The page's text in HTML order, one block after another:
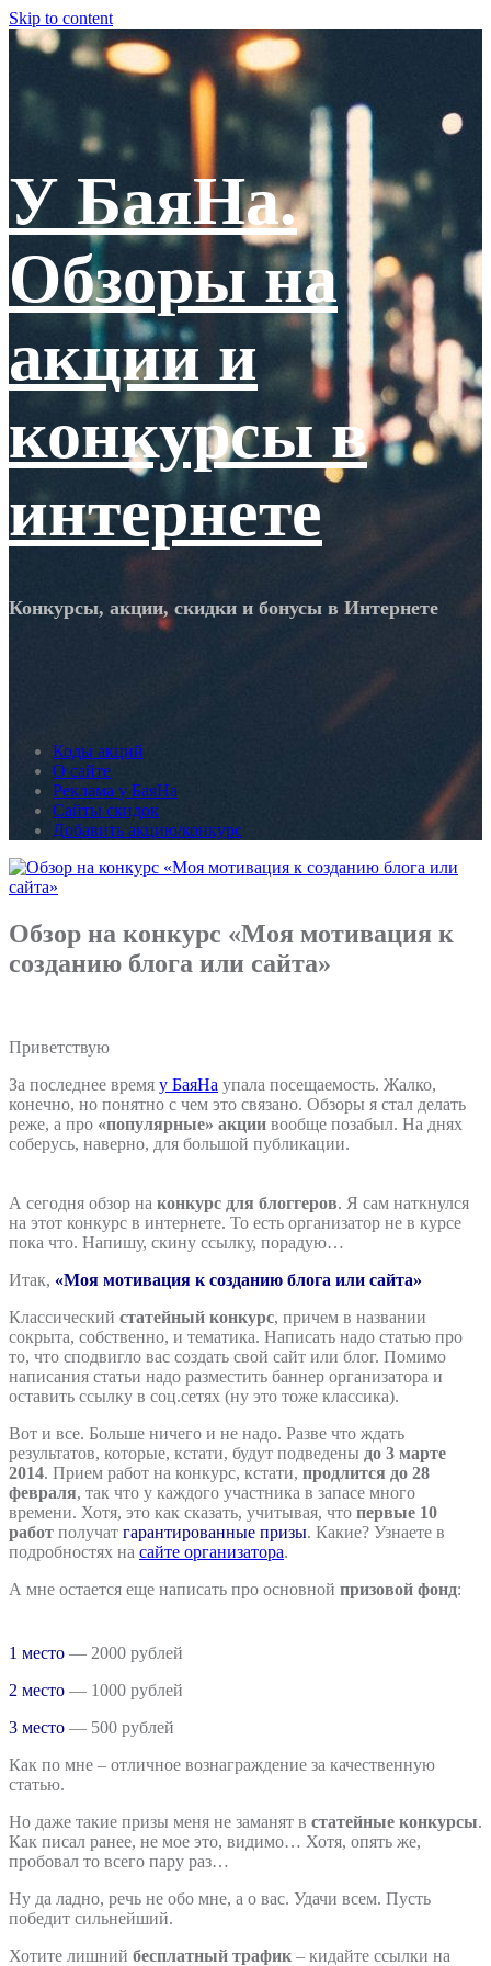
Skip to content
У БаяНа.
Обзоры на
акции и
конкурсы в
интернете
Конкурсы, акции, скидки и бонусы в Интернете
Коды акций
О сайте
Реклама у БаяНа
Сайты скидок
Добавить акцию/конкурс
Обзор на конкурс «Моя мотивация к
созданию блога или сайта»
Приветствую
За последнее время у БаяНа упала посещаемость. Жалко,
конечно, но понятно с чем это связано. Обзоры я стал делать
реже, а про «популярные» акции вообще позабыл. На днях
соберусь, наверно, для большой публикации.
А сегодня обзор на конкурс для блоггеров. Я сам наткнулся
на этот конкурс в интернете. То есть организатор не в курсе
пока что. Напишу, скину ссылку, порадую…
Итак, «Моя мотивация к созданию блога или сайта»
Классический статейный конкурс, причем в названии
сокрыта, собственно, и тематика. Написать надо статью про
то, что сподвигло вас создать свой сайт или блог. Помимо
написания статьи надо разместить баннер организатора и
оставить ссылку в соц.сетях (ну это тоже классика).
Вот и все. Больше ничего и не надо. Разве что ждать
результатов, которые, кстати, будут подведены до 3 марте
2014. Прием работ на конкурс, кстати, продлится до 28
февраля, так что у каждого участника в запасе много
времени. Хотя, это как сказать, учитывая, что первые 10
работ получат гарантированные призы. Какие? Узнаете в
подробностях на сайте организатора.
А мне остается еще написать про основной призовой фонд:
1 место — 2000 рублей
2 место — 1000 рублей
3 место — 500 рублей
Как по мне – отличное вознаграждение за качественную
статью.
Но даже такие призы меня не заманят в статейные конкурсы.
Как писал ранее, не мое это, видимо… Хотя, опять же,
пробовал то всего пару раз…
Ну да ладно, речь не обо мне, а о вас. Удачи всем. Пусть
победит сильнейший.
Хотите лишний бесплатный трафик – кидайте ссылки на